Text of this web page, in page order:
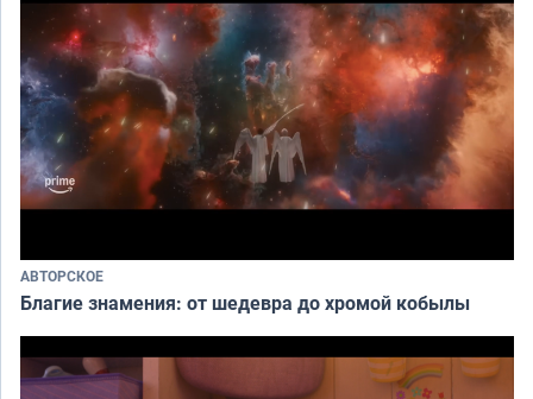
АВТОРСКОЕ
Благие знамения: от шедевра до хромой кобылы